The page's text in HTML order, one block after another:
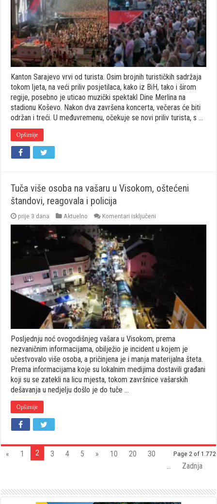
Kanton
Sarajevo
obara
rekorde
posjećenosti
Kanton Sarajevo vrvi od turista. Osim brojnih turističkih sadržaja
tokom ljeta, na veći priliv posjetilaca, kako iz BiH, tako i širom
regije, posebno je uticao muzički spektakl Dine Merlina na
stadionu Koševo. Nakon dva završena koncerta, večeras će biti
održan i treći. U međuvremenu, očekuje se novi priliv turista, s …
Opširnije
Tuča više osoba na vašaru u Visokom, oštećeni
štandovi, reagovala i policija
prije 3 dana Aktuelno Komentari isključeni
Tuča
više
u
reagovala
policija
Posljednju noć ovogodišnjeg vašara u Visokom, prema
nezvaničnim informacijama, obilježio je incident u kojem je
učestvovalo više osoba, a pričinjena je i manja materijalna šteta.
Prema informacijama koje su lokalnim medijima dostavili građani
koji su se zatekli na licu mjesta, tokom završnice vašarskih
dešavanja u nedjelju došlo je do tuče …
Opširnije
Page 2 of 1.772
« 1 2 3 4 5 » 10 20
30
Zadnja